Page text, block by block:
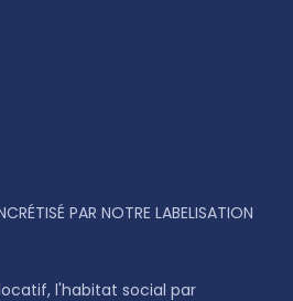
PAR NOTRE LABELISATION
l'habitat social par